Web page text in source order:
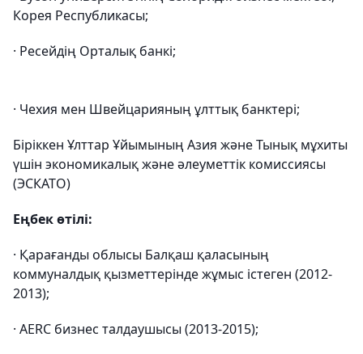
Корея Республикасы;
· Ресейдің Орталық банкі;
· Чехия мен Швейцарияның ұлттық банктері;
Біріккен Ұлттар Ұйымының Азия және Тынық мұхиты
үшін экономикалық және әлеуметтік комиссиясы
(ЭСКАТО)
Еңбек өтілі:
· Қарағанды ​​облысы Балқаш қаласының
коммуналдық қызметтерінде жұмыс істеген (2012-
2013);
· AERC бизнес талдаушысы (2013-2015);